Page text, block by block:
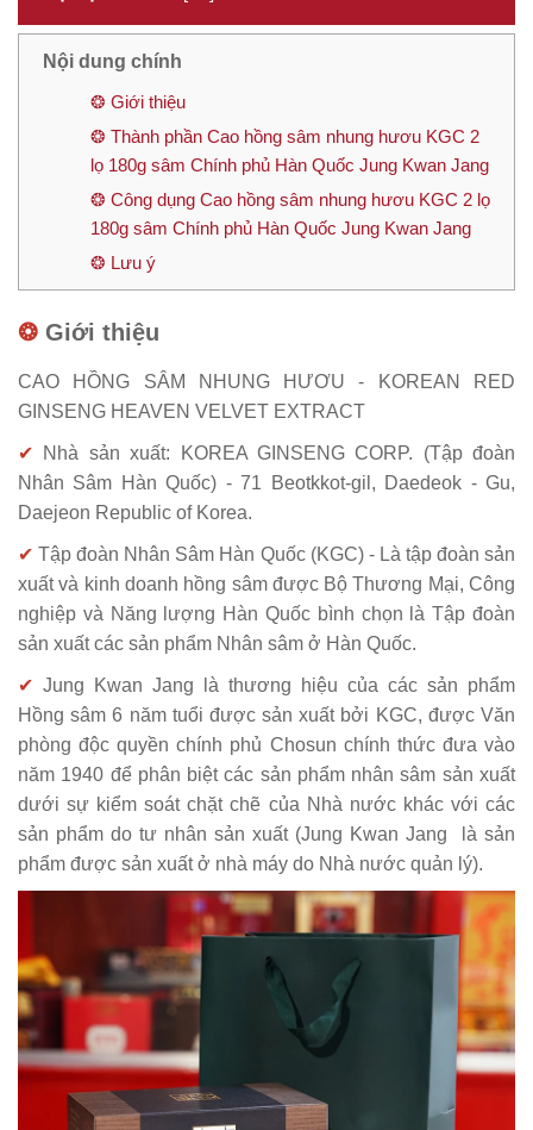
Nội dung chính
❂ Giới thiệu
❂ Thành phần Cao hồng sâm nhung hươu KGC 2
lọ 180g sâm Chính phủ Hàn Quốc Jung Kwan Jang
❂ Công dụng Cao hồng sâm nhung hươu KGC 2 lọ
180g sâm Chính phủ Hàn Quốc Jung Kwan Jang
❂ Lưu ý
❂ Giới thiệu
CAO HỒNG SÂM NHUNG HƯƠU - KOREAN RED
GINSENG HEAVEN VELVET EXTRACT
✔ Nhà sản xuất: KOREA GINSENG CORP. (Tập đoàn
Nhân Sâm Hàn Quốc) - 71 Beotkkot-gil, Daedeok - Gu,
Daejeon Republic of Korea.
✔Tập đoàn Nhân Sâm Hàn Quốc (KGC) - Là tập đoàn sản
xuất và kinh doanh hồng sâm được Bộ Thương Mại, Công
nghiệp và Năng lượng Hàn Quốc bình chọn là Tập đoàn
sản xuất các sản phẩm Nhân sâm ở Hàn Quốc.
✔ Jung Kwan Jang là thương hiệu của các sản phẩm
Hồng sâm 6 năm tuổi được sản xuất bởi KGC, được Văn
phòng độc quyền chính phủ Chosun chính thức đưa vào
năm 1940 để phân biệt các sản phẩm nhân sâm sản xuất
dưới sự kiểm soát chặt chẽ của Nhà nước khác với các
sản phẩm do tư nhân sản xuất (Jung Kwan Jang là sản
phẩm được sản xuất ở nhà máy do Nhà nước quản lý).